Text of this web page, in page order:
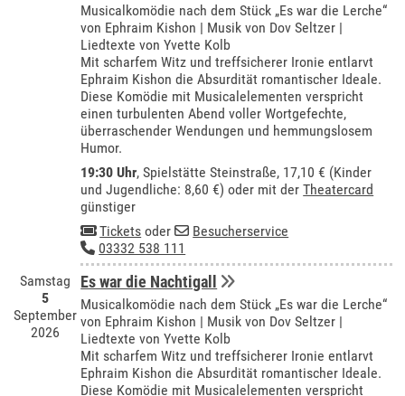
Musicalkomödie nach dem Stück „Es war die Lerche“
von Ephraim Kishon | Musik von Dov Seltzer |
Liedtexte von Yvette Kolb
Mit scharfem Witz und treffsicherer Ironie entlarvt
Ephraim Kishon die Absurdität romantischer Ideale.
Diese Komödie mit Musicalelementen verspricht
einen turbulenten Abend voller Wortgefechte,
überraschender Wendungen und hemmungslosem
Humor.
19:30 Uhr, Spielstätte Steinstraße, 17,10 € (Kinder
und Jugendliche: 8,60 €) oder mit derTheatercard
günstiger
Tickets oder
Besucherservice
03332 538 111
Samstag
5
September
2026
Es war die Nachtigall
Musicalkomödie nach dem Stück „Es war die Lerche“
von Ephraim Kishon | Musik von Dov Seltzer |
Liedtexte von Yvette Kolb
Mit scharfem Witz und treffsicherer Ironie entlarvt
Ephraim Kishon die Absurdität romantischer Ideale.
Diese Komödie mit Musicalelementen verspricht